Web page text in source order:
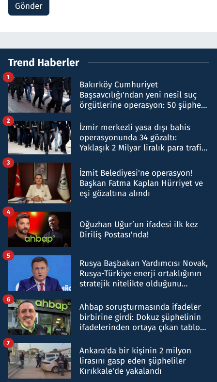
Gönder
Trend Haberler
Bakırköy Cumhuriyet
Başsavcılığı'ndan yeni nesil suç
örgütlerine operasyon: 50 şüpheli
1
İzmir merkezli yasa dışı bahis
operasyonunda 34 gözaltı:
Yaklaşık 2 Milyar liralık para trafiği
2
İzmit Belediyesi'ne operasyon!
Başkan Fatma Kaplan Hürriyet ve
eşi gözaltına alındı
3
Oğuzhan Uğur’un ifadesi ilk kez
Diriliş Postası'nda!
4
Rusya Başbakan Yardımcısı Novak,
Rusya-Türkiye enerji ortaklığının
stratejik nitelikte olduğunu
5
Ahbap soruşturmasında ifadeler
birbirine girdi: Dokuz şüphelinin
ifadelerinden ortaya çıkan tablo
6
Ankara'da bir kişinin 2 milyon
lirasını gasp eden şüpheliler
Kırıkkale'de yakalandı
7